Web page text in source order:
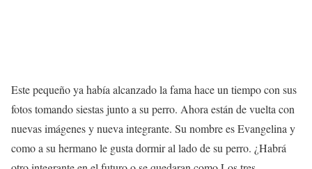
Este pequeño ya había alcanzado la fama hace un tiempo con sus
fotos tomando siestas junto a su perro. Ahora están de vuelta con
nuevas imágenes y nueva integrante. Su nombre es Evangelina y
como a su hermano le gusta dormir al lado de su perro. ¿Habrá